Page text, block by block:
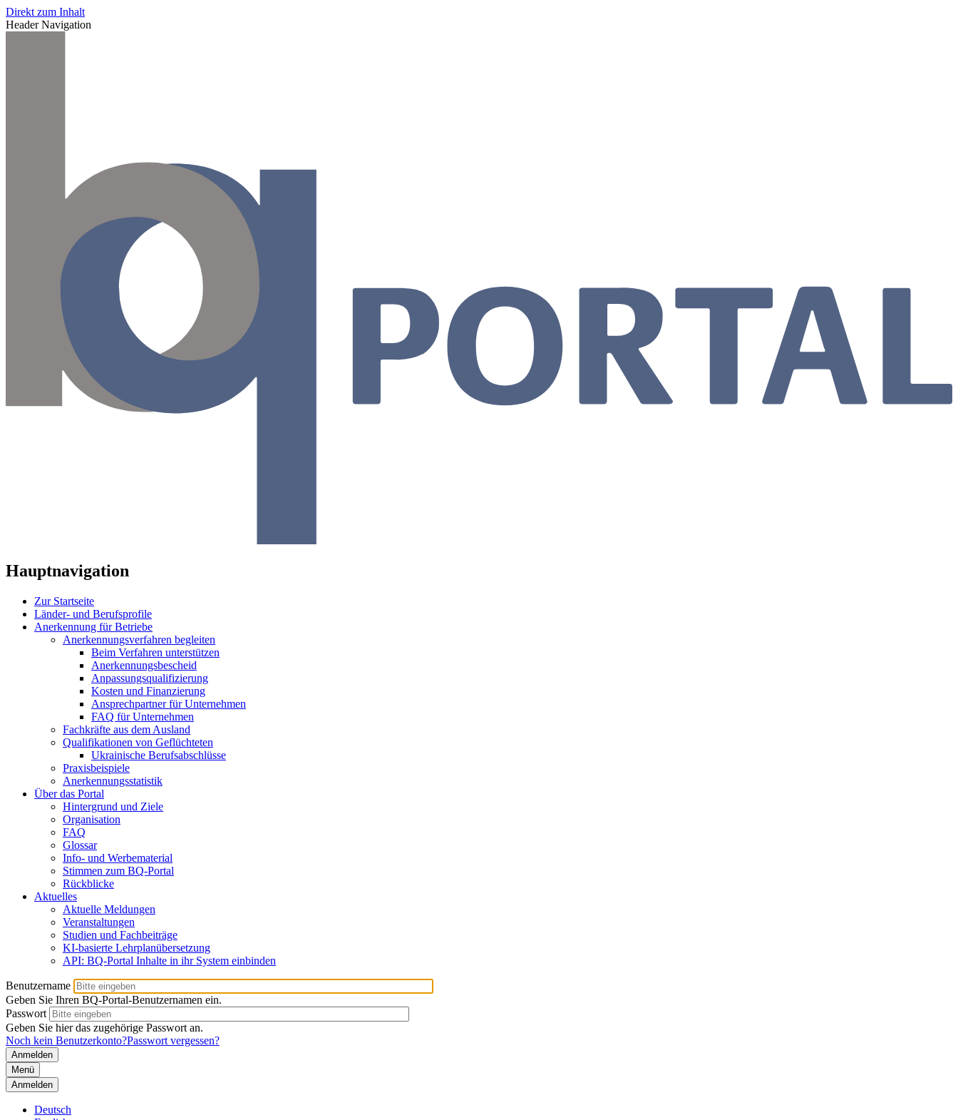
Direkt zum Inhalt
Header Navigation
Hauptnavigation
Zur Startseite
Länder- und Berufsprofile
Anerkennung für Betriebe
Anerkennungsverfahren begleiten
Beim Verfahren unterstützen
Anerkennungsbescheid
Anpassungsqualifizierung
Kosten und Finanzierung
Ansprechpartner für Unternehmen
FAQ für Unternehmen
Fachkräfte aus dem Ausland
Qualifikationen von Geflüchteten
Ukrainische Berufsabschlüsse
Praxisbeispiele
Anerkennungsstatistik
Über das Portal
Hintergrund und Ziele
Organisation
FAQ
Glossar
Info- und Werbematerial
Stimmen zum BQ-Portal
Rückblicke
Aktuelles
Aktuelle Meldungen
Veranstaltungen
Studien und Fachbeiträge
KI-basierte Lehrplanübersetzung
API: BQ-Portal Inhalte in ihr System einbinden
Benutzername
Geben Sie Ihren BQ-Portal-Benutzernamen ein.
Passwort
Geben Sie hier das zugehörige Passwort an.
Noch kein Benutzerkonto?Passwort vergessen?
Menü
Anmelden
Deutsch